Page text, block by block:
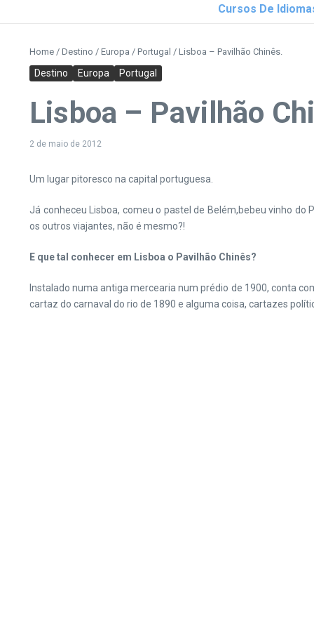
Cursos De
Home / Destino / Europa / Portugal / Lisboa – Pavilhão Chinês.
Destino Europa Portugal
Lisboa – Pavilhão
2 de maio de 2012
Um lugar pitoresco na capital portuguesa.
Já conheceu Lisboa, comeu o pastel de Belém,bebeu vinho
os outros viajantes, não é mesmo?!
E que tal conhecer em Lisboa o Pavilhão Chinês?
Instalado numa antiga mercearia num prédio de 1900, conta
cartaz do carnaval do rio de 1890 e alguma coisa, cartazes